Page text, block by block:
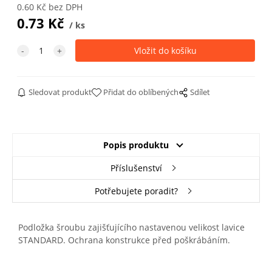
0.60Kč bez DPH
0.73 Kč ks
Sledovat produkt Přidat do oblíbených Sdílet
Popis produktu
Příslušenství
Potřebujete poradit?
Podložka šroubu zajišťujícího nastavenou velikost lavice
STANDARD. Ochrana konstrukce před poškrábáním.